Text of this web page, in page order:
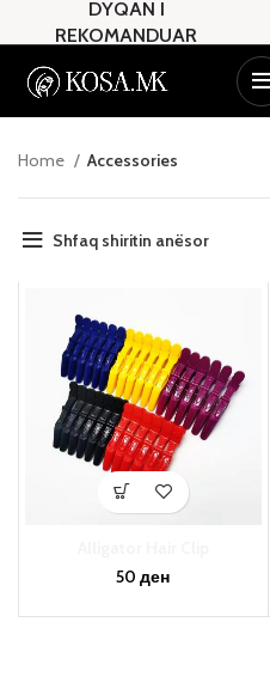
DYQAN I
REKOMANDUAR
Home Accessories
Shfaq shiritin anësor
50ден